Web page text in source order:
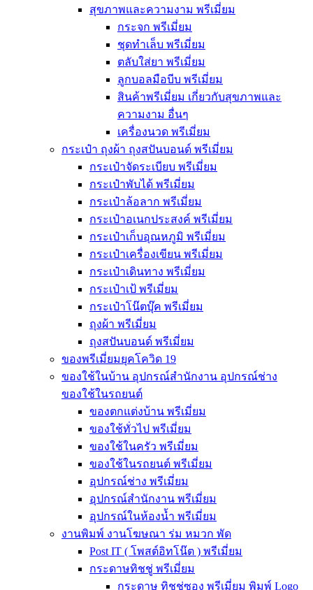
สุขภาพและความงาม พรีเมี่ยม
กระจก พรีเมี่ยม
ชุดทำเล็บ พรีเมี่ยม
ตลับใส่ยา พรีเมี่ยม
ลูกบอลมือบีบ พรีเมี่ยม
สินค้าพรีเมี่ยม เกี่ยวกับสุขภาพและ
ความงาม อื่นๆ
เครื่องนวด พรีเมี่ยม
กระเป๋า ถุงผ้า ถุงสปันบอนด์ พรีเมี่ยม
กระเป๋าจัดระเบียบ พรีเมี่ยม
กระเป๋าพับได้ พรีเมี่ยม
กระเป๋าล้อลาก พรีเมี่ยม
กระเป๋าอเนกประสงค์ พรีเมี่ยม
กระเป๋าเก็บอุณหภูมิ พรีเมี่ยม
กระเป๋าเครื่องเขียน พรีเมี่ยม
กระเป๋าเดินทาง พรีเมี่ยม
กระเป๋าเป้ พรีเมี่ยม
กระเป๋าโน๊ตบุ๊ค พรีเมี่ยม
ถุงผ้า พรีเมี่ยม
ถุงสปันบอนด์ พรีเมี่ยม
ของพรีเมี่ยมยุคโควิด 19
ของใช้ในบ้าน อุปกรณ์สำนักงาน อุปกรณ์ช่าง
ของใช้ในรถยนต์
ของตกแต่งบ้าน พรีเมี่ยม
ของใช้ทั่วไป พรีเมี่ยม
ของใช้ในครัว พรีเมี่ยม
ของใช้ในรถยนต์ พรีเมี่ยม
อุปกรณ์ช่าง พรีเมี่ยม
อุปกรณ์สำนักงาน พรีเมี่ยม
อุปกรณ์ในห้องน้ำ พรีเมี่ยม
งานพิมพ์ งานโฆษณา ร่ม หมวก พัด
Post IT ( โพสต์อิทโน๊ต ) พรีเมี่ยม
กระดาษทิชชู่ พรีเมี่ยม
กระดาษ ทิชชู่ซอง พรีเมี่ยม พิมพ์ Logo